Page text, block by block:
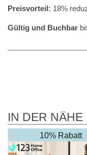
Preisvorteil: 18%
Gültig und Buchbar
IN DER NÄHE
10% Rabatt